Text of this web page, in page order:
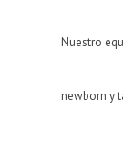
Nuestro
newborn y